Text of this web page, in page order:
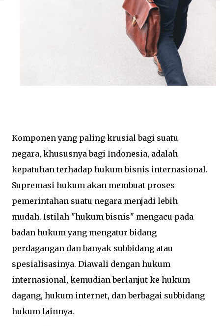
Komponen yang paling krusial bagi suatu
negara, khususnya bagi Indonesia, adalah
kepatuhan terhadap hukum bisnis internasional.
Supremasi hukum akan membuat proses
pemerintahan suatu negara menjadi lebih
mudah. Istilah "hukum bisnis" mengacu pada
badan hukum yang mengatur bidang
perdagangan dan banyak subbidang atau
spesialisasinya. Diawali dengan hukum
internasional, kemudian berlanjut ke hukum
dagang, hukum internet, dan berbagai subbidang
hukum lainnya.